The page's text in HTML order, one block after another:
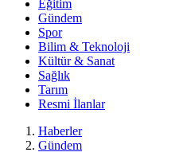
Eğitim
Gündem
Spor
Bilim & Teknoloji
Kültür & Sanat
Sağlık
Tarım
Resmi İlanlar
Haberler
Gündem